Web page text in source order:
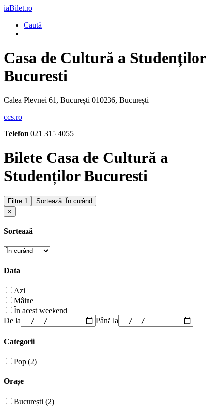
iaBilet.ro
Caută
Casa de Cultură a Studenților
Bucuresti
Calea Plevnei 61, București 010236, București
ccs.ro
Telefon 021 315 4055
Bilete Casa de Cultură a
Studenților Bucuresti
Filtre 1
Sortează: În curând
×
Sortează
Data
Azi
Mâine
În acest weekend
De la
Până la
Categorii
Pop (2)
Orașe
București (2)